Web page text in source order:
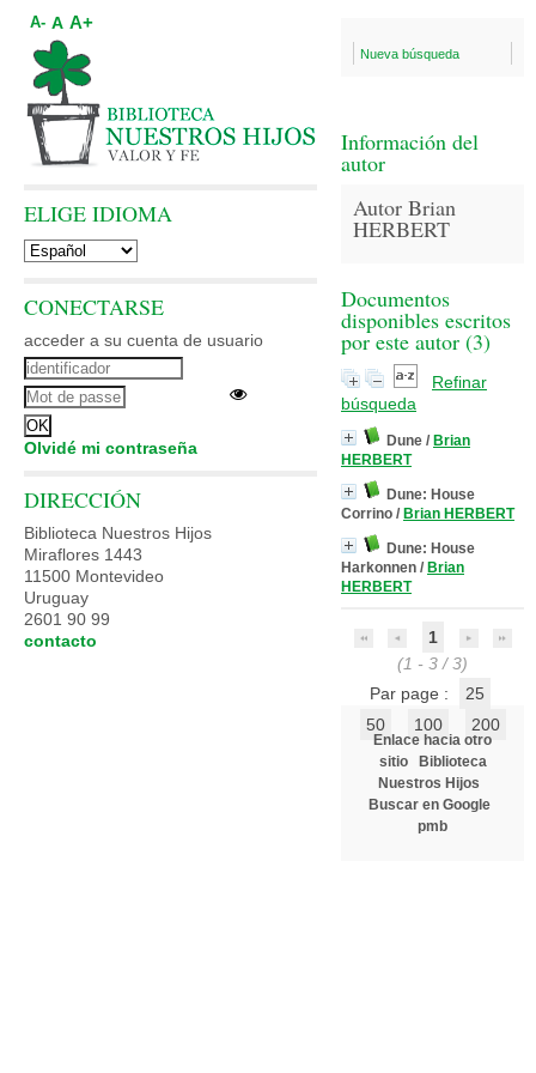
Nueva búsqueda
Información del
autor
Autor Brian
HERBERT
Documentos
disponibles escritos
por este autor (3)
Refinar
búsqueda
Dune / Brian
HERBERT
Dune: House
Corrino / Brian HERBERT
Dune: House
Harkonnen / Brian
HERBERT
1
(1 - 3 / 3)
Par page :
25
50
100 200
Enlace hacia otro
sitio
Biblioteca
Nuestros Hijos
Buscar en Google
pmb
A- A A+
ELIGE IDIOMA
CONECTARSE
acceder a su cuenta de usuario
Olvidé mi contraseña
DIRECCIÓN
Biblioteca Nuestros Hijos
Miraflores 1443
11500 Montevideo
Uruguay
2601 90 99
contacto